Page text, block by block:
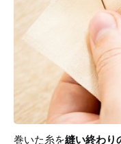
巻いた糸を縫い終わり